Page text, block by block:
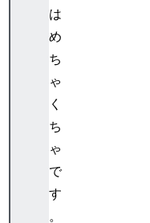
は
め
ち
ゃ
く
ち
ゃ
で
す
。